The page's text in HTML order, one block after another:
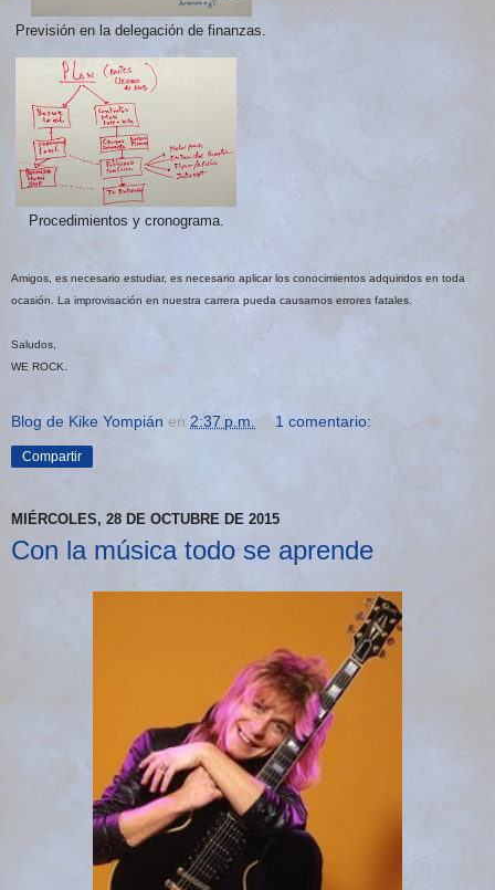
Previsión en la delegación de finanzas.
Procedimientos y cronograma.
Amigos, es necesario estudiar, es necesario aplicar los conocimientos adquiridos en toda
ocasión. La improvisación en nuestra carrera pueda causarnos errores fatales.
Saludos,
WE ROCK.
Blog de Kike Yompián en 2:37 p.m. 1 comentario:
Compartir
MIÉRCOLES, 28 DE OCTUBRE DE 2015
Con la música todo se aprende